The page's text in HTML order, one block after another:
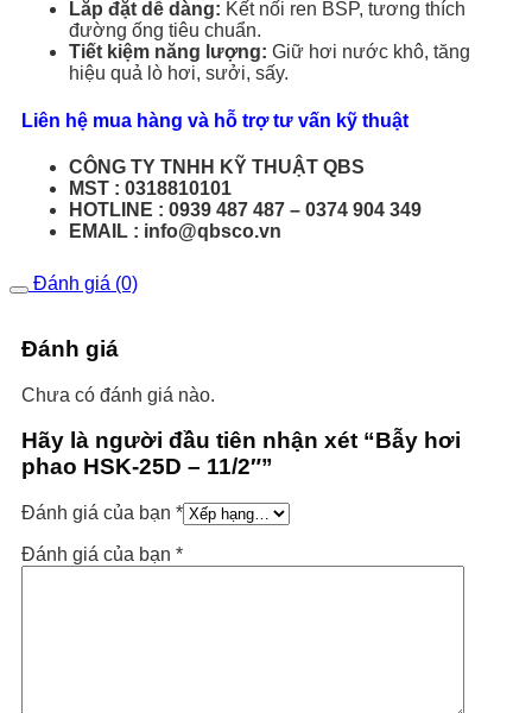
Lắp đặt dễ dàng: Kết nối ren BSP, tương thích
đường ống tiêu chuẩn.
Tiết kiệm năng lượng: Giữ hơi nước khô, tăng
hiệu quả lò hơi, sưởi, sấy.
Liên hệ mua hàng và hỗ trợ tư vấn kỹ thuật
CÔNG TY TNHH KỸ THUẬT QBS
MST : 0318810101
HOTLINE : 0939 487 487 – 0374 904 349
EMAIL : info@qbsco.vn
Đánh giá (0)
Đánh giá
Chưa có đánh giá nào.
Hãy là người đầu tiên nhận xét “Bẫy hơi
phao HSK-25D – 11/2″”
Đánh giá của bạn *
Đánh giá của bạn *